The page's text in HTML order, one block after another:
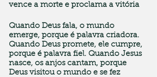
vence a morte e proclama a vitória
Quando Deus fala, o mundo
emerge, porque é palavra criadora.
Quando Deus promete, ele cumpre,
porque é palavra fiel. Quando Jesus
nasce, os anjos cantam, porque
Deus visitou o mundo e se fez